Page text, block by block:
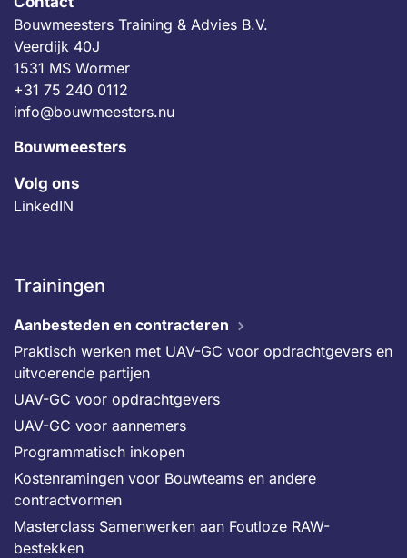
Bouwmeesters Training & Advies B.V.
Veerdijk 40J
1531 MS Wormer
+31 75 240 0112
info@bouwmeesters.nu
Bouwmeesters
Volg ons
LinkedIN
Trainingen
Aanbesteden en contracteren
Praktisch werken met UAV-GC voor opdrachtgevers en
uitvoerende partijen
UAV-GC voor opdrachtgevers
UAV-GC voor aannemers
Programmatisch inkopen
Kostenramingen voor Bouwteams en andere
contractvormen
Masterclass Samenwerken aan Foutloze RAW-
bestekken